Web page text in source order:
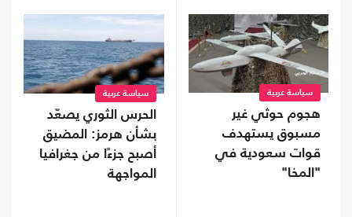
سياسة عربية
هجوم حوثي غير
مسبوق يستهدف
قوات سعودية في
"المخا"
سياسة عربية
الحرس الثوري يصعّد
بشأن هرمز: المضيق
أصبح جزءًا من جغرافيا
المواجهة